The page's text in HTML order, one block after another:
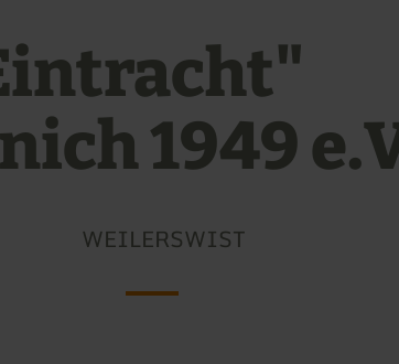
1949
WEILERSWIST